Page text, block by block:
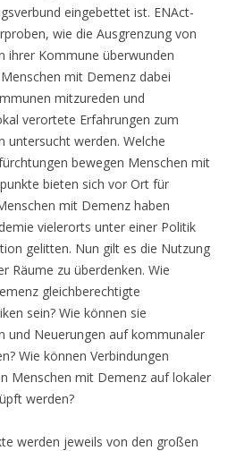
eingebettet ist. ENAct-
wie die Ausgrenzung von
ihrer Kommune überwunden
mit Demenz dabei
mitzureden und
verortete Erfahrungen zum
untersucht werden. Welche
bewegen Menschen mit
bieten sich vor Ort für
mit Demenz haben
vielerorts unter einer Politik
gelitten. Nun gilt es die Nutzung
Räume zu überdenken. Wie
gleichberechtigte
sein? Wie können sie
und Neuerungen auf kommunaler
Wie können Verbindungen
Menschen mit Demenz auf lokaler
werden?
werden jeweils von den großen